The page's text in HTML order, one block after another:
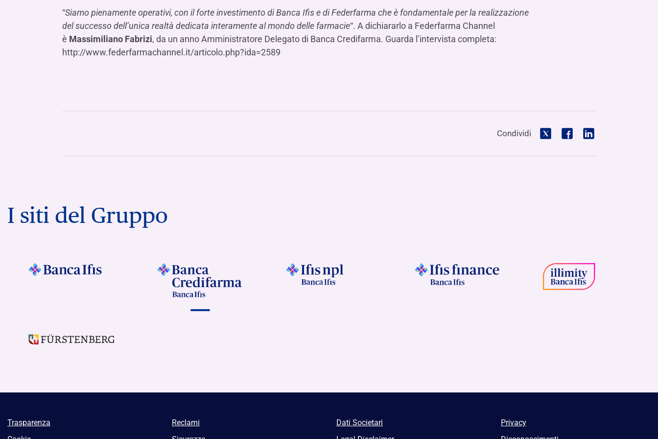
Hai bisogno di aiuto?
“Siamo pienamente operativi, con il forte investimento di Banca Ifis e di Federfarma che è fondamentale per la realizzazione
del successo dell’unica realtà dedicata interamente al mondo delle farmacie“. A dichiararlo a Federfarma Channel
è Massimiliano Fabrizi, da un anno Amministratore Delegato di Banca Credifarma. Guarda l’intervista completa:
http://www.federfarmachannel.it/articolo.php?ida=2589
Condividi
I siti del Gruppo
Trasparenza Reclami Dati Societari
Privacy